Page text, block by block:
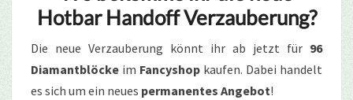
Hotbar Handoff Verzauberung?
Die neue Verzauberung könnt ihr ab jetzt für 96
Diamantblöcke im Fancyshop kaufen. Dabei handelt
es sich um ein neues permanentes Angebot!